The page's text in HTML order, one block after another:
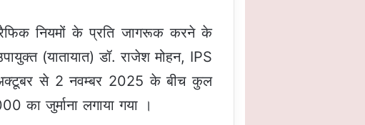
नियमों के प्रति जागरूक करने के
(यातायात) डॉ. राजेश मोहन, IPS
से 2 नवम्बर 2025 के बीच कुल
का जुर्माना लगाया गया ।